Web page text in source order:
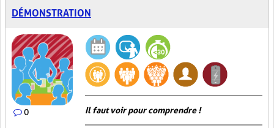
DÉMONSTRATION
0 Il faut voir pour comprendre !